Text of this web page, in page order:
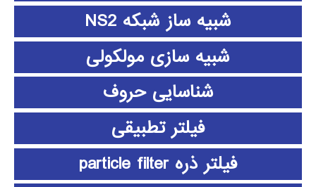
شبیه ساز شبکه NS2
شبیه سازی مولکولی
شناسایی حروف
فیلتر تطبیقی
فیلتر ذره particle filter